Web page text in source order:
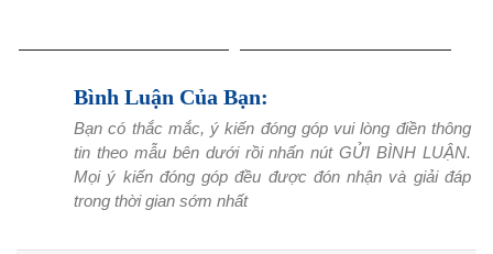
Bình Luận Của Bạn:
Bạn có thắc mắc, ý kiến đóng góp vui lòng điền thông
tin theo mẫu bên dưới rồi nhấn nút GỬI BÌNH LUẬN.
Mọi ý kiến đóng góp đều được đón nhận và giải đáp
trong thời gian sớm nhất